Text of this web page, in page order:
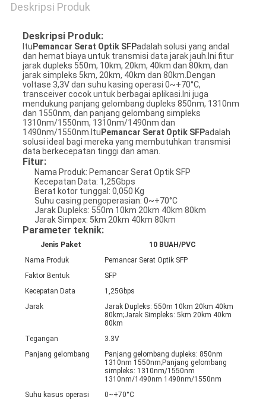
Deskripsi Produk
Deskripsi Produk:
Itu Pemancar Serat Optik SFPadalah solusi yang andal
dan hemat biaya untuk transmisi data jarak jauh.Ini fitur
jarak dupleks 550m, 10km, 20km, 40km dan 80km, dan
jarak simpleks 5km, 20km, 40km dan 80km.Dengan
voltase 3,3V dan suhu kasing operasi 0~+70°C,
transceiver cocok untuk berbagai aplikasi.Ini juga
mendukung panjang gelombang dupleks 850nm, 1310nm
dan 1550nm, dan panjang gelombang simpleks
1310nm/1550nm, 1310nm/1490nm dan
1490nm/1550nm.Itu Pemancar Serat Optik SFPadalah
solusi ideal bagi mereka yang membutuhkan transmisi
data berkecepatan tinggi dan aman.
Fitur:
Nama Produk: Pemancar Serat Optik SFP
Kecepatan Data: 1,25Gbps
Berat kotor tunggal: 0,050 Kg
Suhu casing pengoperasian: 0~+70°C
Jarak Dupleks: 550m 10km 20km 40km 80km
Jarak Simpex: 5km 20km 40km 80km
Parameter teknik:
Jenis Paket
10 BUAH/PVC
Nama Produk
Pemancar Serat Optik SFP
Faktor Bentuk
SFP
Kecepatan Data
1,25Gbps
Jarak
Jarak Dupleks: 550m 10km 20km 40km
80km;Jarak Simpleks: 5km 20km 40km
80km
Tegangan
3.3V
Panjang gelombang
Panjang gelombang dupleks: 850nm
1310nm 1550nm;Panjang gelombang
simpleks: 1310nm/1550nm
1310nm/1490nm 1490nm/1550nm
Suhu kasus operasi
0~+70°C